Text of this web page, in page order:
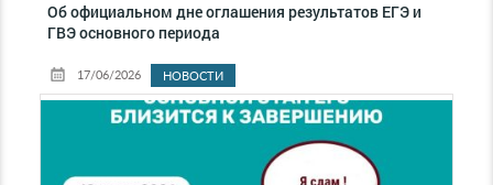
Об официальном дне оглашения результатов ЕГЭ и
ГВЭ основного периода
17/06/2026 НОВОСТИ